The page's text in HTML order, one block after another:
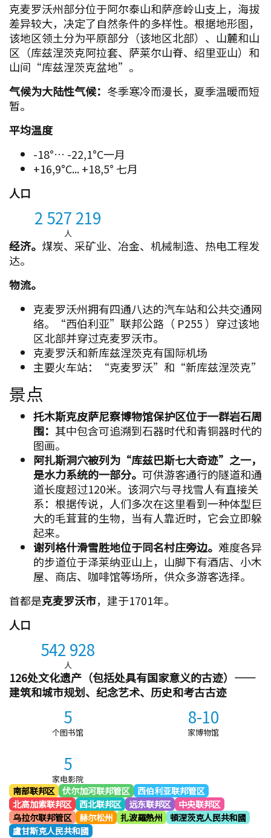
克麦罗沃州部分位于阿尔泰山和萨彦岭山支上，海拔
差异较大，决定了自然条件的多样性。根据地形图，
该地区领土分为平原部分（该地区北部）、山麓和山
区（库兹涅茨克阿拉套、萨莱尔山脊、绍里亚山）和
山间“库兹涅茨克盆地”。
气候为大陆性气候： 冬季寒冷而漫长，夏季温暖而短
暂。
平均温度
-18°… -22,1°С一月
+16,9°С... +18,5° 七月
人口
2 527 219
人
经济。 煤炭、采矿业、冶金、机械制造、热电工程发
达。
物流。
克麦罗沃州拥有四通八达的汽车站和公共交通网
络。“西伯利亚”联邦公路（ P255 ）穿过该地
区北部并穿过克麦罗沃市。
克麦罗沃和新库兹涅茨克有国际机场
主要火车站：“克麦罗沃”和“新库兹涅茨克”
景点
托木斯克皮萨尼察博物馆保护区位于一群岩石周
围： 其中包含可追溯到石器时代和青铜器时代的
图画。
阿扎斯洞穴被列为“库兹巴斯七大奇迹”之一，
是水力系统的一部分。 可供游客通行的隧道和通
道长度超过120米。该洞穴与寻找雪人有直接关
系：根据传说，人们多次在这里看到一种体型巨
大的毛茸茸的生物，当有人靠近时，它会立即躲
起来。
谢列格什滑雪胜地位于同名村庄旁边。 难度各异
的步道位于泽莱纳亚山上，山脚下有酒店、小木
屋、商店、咖啡馆等场所，供众多游客选择。
首都是克麦罗沃市，建于1701年。
人口
542 928
人
126处文化遗产（包括处具有国家意义的古迹）——
建筑和城市规划、纪念艺术、历史和考古古迹
5
个图书馆
8-10
家博物馆
5
家电影院
南部联邦区 伏尔加河联邦管区 西伯利亚联邦管区
北高加索联邦区 西北联邦区 远东联邦区
中央联邦区
乌拉尔联邦管区
赫尔松州 扎波羅熱州
頓涅茨克人民共和國
盧甘斯克人民共和國